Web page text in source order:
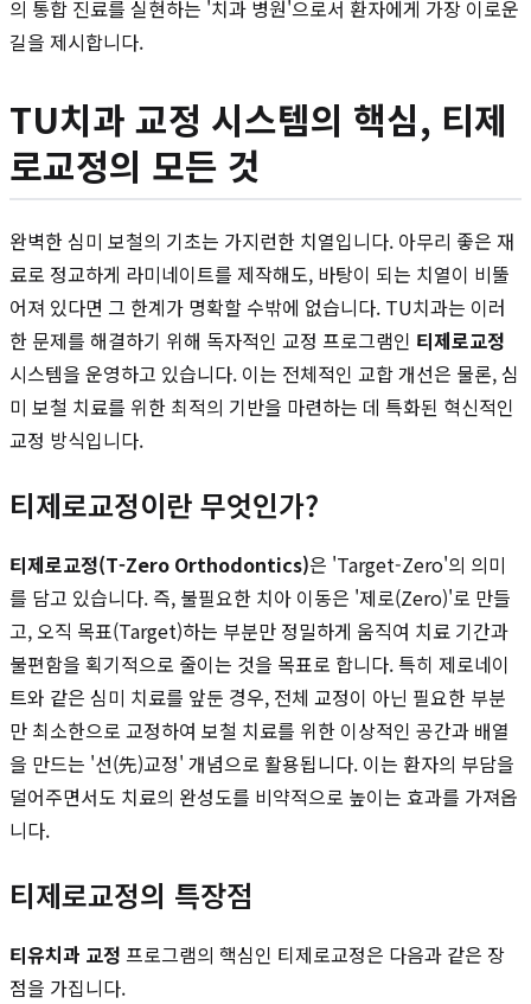
의 통합 진료를 실현하는 '치과 병원'으로서 환자에게 가장 이로운
길을 제시합니다.
TU치과 교정 시스템의 핵심, 티제
로교정의 모든 것
완벽한 심미 보철의 기초는 가지런한 치열입니다. 아무리 좋은 재
료로 정교하게 라미네이트를 제작해도, 바탕이 되는 치열이 비뚤
어져 있다면 그 한계가 명확할 수밖에 없습니다. TU치과는 이러
한 문제를 해결하기 위해 독자적인 교정 프로그램인 티제로교정
시스템을 운영하고 있습니다. 이는 전체적인 교합 개선은 물론, 심
미 보철 치료를 위한 최적의 기반을 마련하는 데 특화된 혁신적인
교정 방식입니다.
티제로교정이란 무엇인가?
티제로교정(T-Zero Orthodontics)은 'Target-Zero'의 의미
를 담고 있습니다. 즉, 불필요한 치아 이동은 '제로(Zero)'로 만들
고, 오직 목표(Target)하는 부분만 정밀하게 움직여 치료 기간과
불편함을 획기적으로 줄이는 것을 목표로 합니다. 특히 제로네이
트와 같은 심미 치료를 앞둔 경우, 전체 교정이 아닌 필요한 부분
만 최소한으로 교정하여 보철 치료를 위한 이상적인 공간과 배열
을 만드는 '선(先)교정' 개념으로 활용됩니다. 이는 환자의 부담을
덜어주면서도 치료의 완성도를 비약적으로 높이는 효과를 가져옵
니다.
티제로교정의 특장점
티유치과 교정 프로그램의 핵심인 티제로교정은 다음과 같은 장
점을 가집니다.